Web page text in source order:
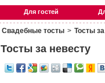
Для гостей
Свадебные тосты > Тосты
Тосты за невесту